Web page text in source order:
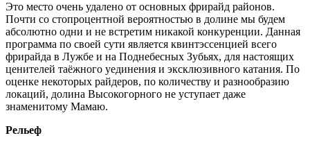
Это место очень удалено от основных фрирайд районов.
Почти со стопроцентной вероятностью в долине мы будем
абсолютно одни и не встретим никакой конкуренции. Данная
программа по своей сути является квинтэссенцией всего
фрирайда в Лужбе и на Поднебесных Зубьях, для настоящих
ценителей таёжного уединения и эксклюзивного катания. По
оценке некоторых райдеров, по количеству и разнообразию
локаций, долина Высокогорного не уступает даже
знаменитому Мамаю.
Рельеф